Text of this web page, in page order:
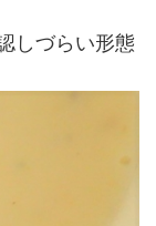
しづらい形態